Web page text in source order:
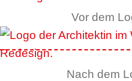
Vor dem
Nach dem